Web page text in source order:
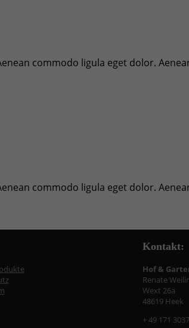
commodo ligula eget dolor.
commodo ligula eget dolor.
Kontakt:
Hof &
Renate
Wext 26a
48619 Heek
+ 49 171